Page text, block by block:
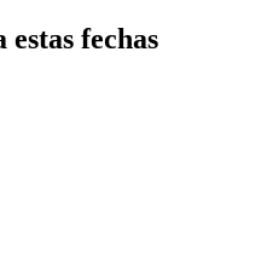
fechas